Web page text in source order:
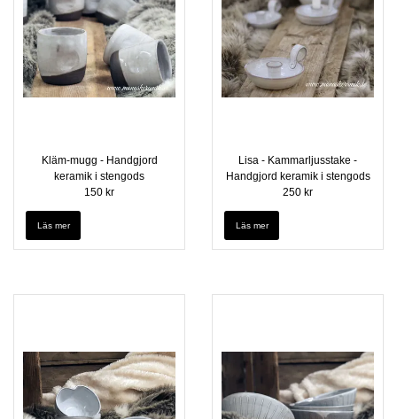
Kläm-mugg - Handgjord
keramik i stengods
150 kr
Läs mer
Lisa - Kammarljusstake -
Handgjord keramik i stengods
250 kr
Läs mer